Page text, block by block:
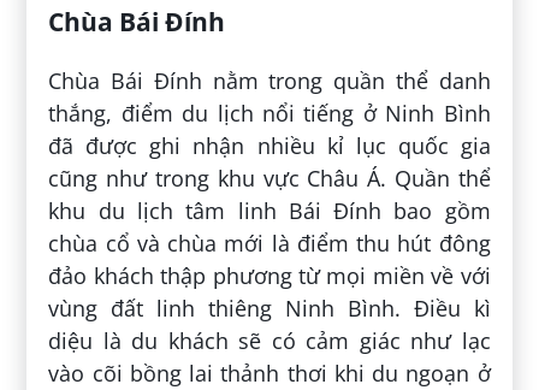
Chùa Bái Đính
Chùa Bái Đính nằm trong quần thể danh
thắng, điểm du lịch nổi tiếng ở Ninh Bình
đã được ghi nhận nhiều kỉ lục quốc gia
cũng như trong khu vực Châu Á. Quần thể
khu du lịch tâm linh Bái Đính bao gồm
chùa cổ và chùa mới là điểm thu hút đông
đảo khách thập phương từ mọi miền về với
vùng đất linh thiêng Ninh Bình. Điều kì
diệu là du khách sẽ có cảm giác như lạc
vào cõi bồng lai thảnh thơi khi du ngoạn ở